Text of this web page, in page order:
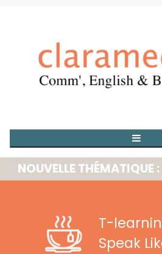
THÉMATIQUE :
T-
Speak